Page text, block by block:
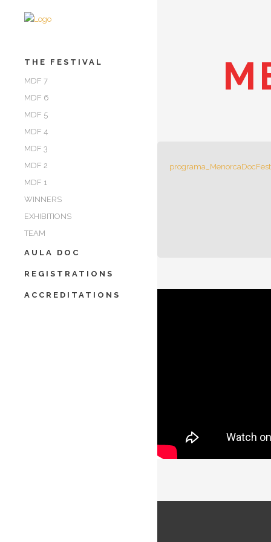
THE FESTIVAL
MDF 7
MDF 6
MDF 5
MDF 4
MDF 3
MDF 2
MDF 1
WINNERS
EXHIBITIONS
TEAM
AULA DOC
REGISTRATIONS
ACCREDITATIONS